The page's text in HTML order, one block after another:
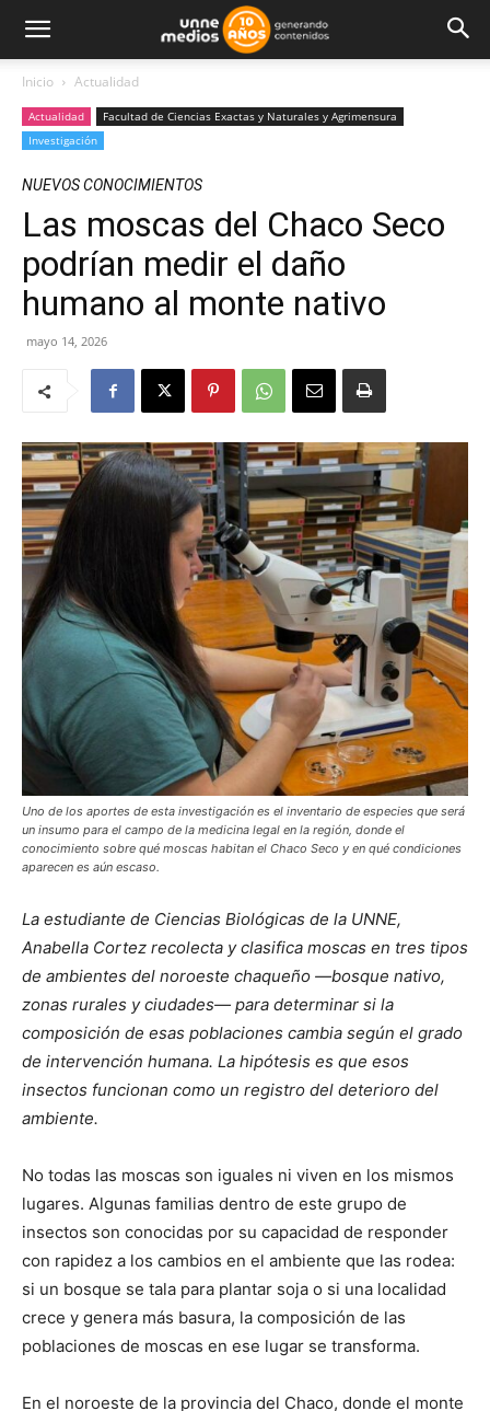
Inicio Actualidad
Actualidad
Facultad de Ciencias Exactas y Naturales y Agrimensura
Investigación
NUEVOS CONOCIMIENTOS
Las moscas del Chaco Seco
podrían medir el daño
humano al monte nativo
mayo 14, 2026
Uno de los aportes de esta investigación es el inventario de especies que será
un insumo para el campo de la medicina legal en la región, donde el
conocimiento sobre qué moscas habitan el Chaco Seco y en qué condiciones
aparecen es aún escaso.
La estudiante de Ciencias Biológicas de la UNNE,
Anabella Cortez recolecta y clasifica moscas en tres tipos
de ambientes del noroeste chaqueño —bosque nativo,
zonas rurales y ciudades— para determinar si la
composición de esas poblaciones cambia según el grado
de intervención humana. La hipótesis es que esos
insectos funcionan como un registro del deterioro del
ambiente.
No todas las moscas son iguales ni viven en los mismos
lugares. Algunas familias dentro de este grupo de
insectos son conocidas por su capacidad de responder
con rapidez a los cambios en el ambiente que las rodea:
si un bosque se tala para plantar soja o si una localidad
crece y genera más basura, la composición de las
poblaciones de moscas en ese lugar se transforma.
En el noroeste de la provincia del Chaco, donde el monte